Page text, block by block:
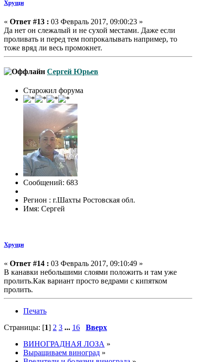
Хрущи
« Ответ #13 : 03 Февраль 2017, 09:00:23 »
Да нет он слежалый и не сухой местами. Даже если
проливать и перед тем попрокалывать например, то
тоже вряд ли весь промокнет.
Сергей Юрьев
Старожил форума
Сообщений: 683
Регион : г.Шахты Ростовская обл.
Имя: Сергей
Хрущи
« Ответ #14 : 03 Февраль 2017, 09:10:49 »
В канавки небольшими слоями положить и там уже
пролить.Как вариант просто ведрами с кипятком
пролить.
Печать
Страницы: [1] 2 3 ... 16
Вверх
ВИНОГРАДНАЯ ЛОЗА »
Выращиваем виноград »